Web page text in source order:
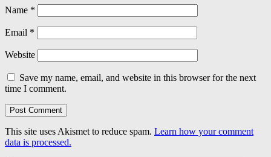
Name *
Email *
Website
Save my name, email, and website in this browser for the next
time I comment.
This site uses Akismet to reduce spam. Learn how your comment
data is processed.